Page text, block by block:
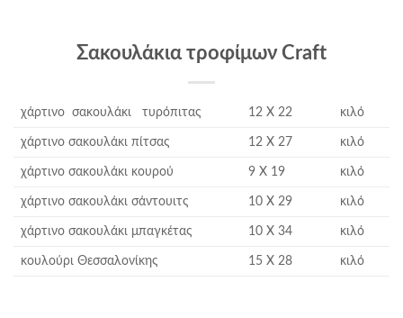
Σακουλάκια τροφίμων Craft
χάρτινο σακουλάκι τυρόπιτας 12 Χ 22 κιλό
χάρτινο σακουλάκι πίτσας 12 Χ 27 κιλό
χάρτινο σακουλάκι κουρού 9 Χ 19 κιλό
χάρτινο σακουλάκι σάντουιτς 10 Χ 29 κιλό
χάρτινο σακουλάκι μπαγκέτας 10 Χ 34 κιλό
κουλούρι Θεσσαλονίκης 15 Χ 28 κιλό